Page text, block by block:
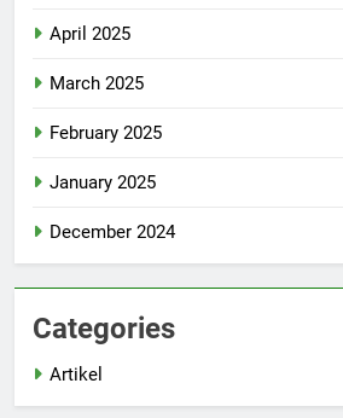
April 2025
March 2025
February 2025
January 2025
December 2024
Categories
Artikel